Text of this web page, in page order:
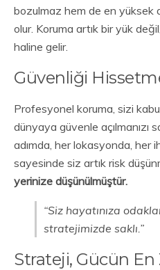
bozulmaz hem de en yüksek
olur. Koruma artık bir yük değil,
haline gelir.
Güvenliği
Profesyonel koruma, sizi
dünyaya güvenle açılmanızı
adımda, her lokasyonda, her
sayesinde siz artık risk
yerinize düşünülmüştür.
“Siz hayatınıza
stratejimizde saklı.”
Strateji, Gücün